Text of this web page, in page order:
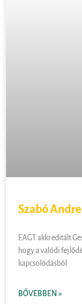
Szabó
EAGT akkreditált
hogy a valódi
kapcsolódásból
BŐVEBBEN »